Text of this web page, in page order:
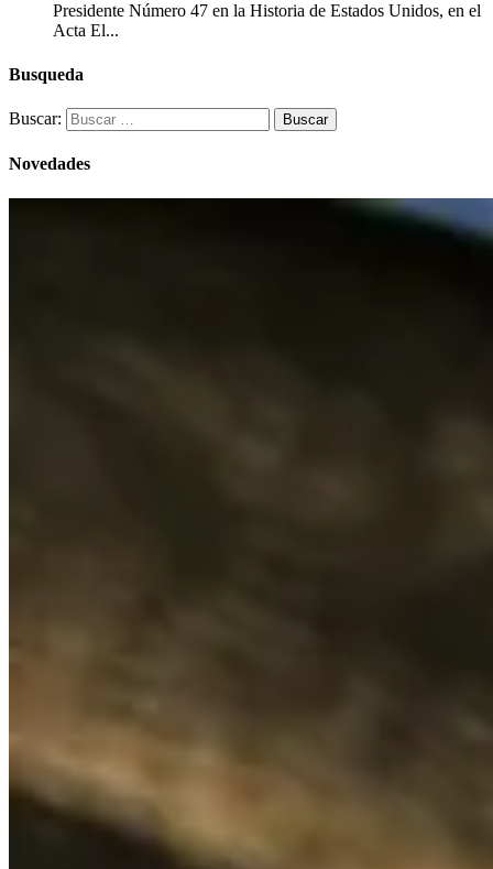
Presidente Número 47 en la Historia de Estados Unidos, en el
Acta El...
Busqueda
Buscar:
Novedades